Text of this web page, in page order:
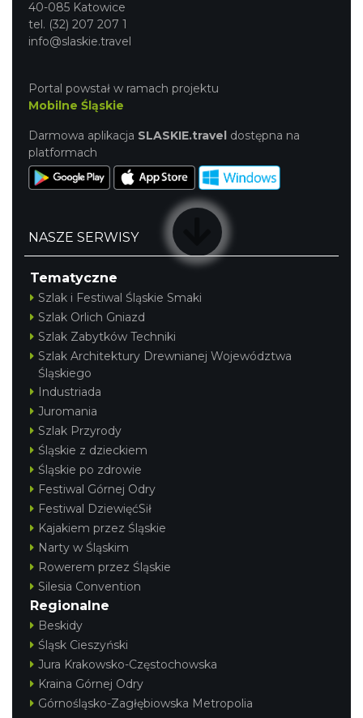
40-085 Katowice
tel. (32) 207 207 1
info@slaskie.travel
Portal powstał w ramach projektu
Mobilne Śląskie
Darmowa aplikacja SLASKIE.travel dostępna na
platformach
NASZE SERWISY
Tematyczne
Szlak i Festiwal Śląskie Smaki
Szlak Orlich Gniazd
Szlak Zabytków Techniki
Szlak Architektury Drewnianej Województwa
Śląskiego
Industriada
Juromania
Szlak Przyrody
Śląskie z dzieckiem
Śląskie po zdrowie
Festiwal Górnej Odry
Festiwal DziewięćSił
Kajakiem przez Śląskie
Narty w Śląskim
Rowerem przez Śląskie
Silesia Convention
Regionalne
Beskidy
Śląsk Cieszyński
Jura Krakowsko-Częstochowska
Kraina Górnej Odry
Górnośląsko-Zagłębiowska Metropolia